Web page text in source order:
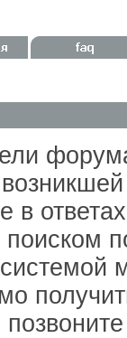
в
поиском